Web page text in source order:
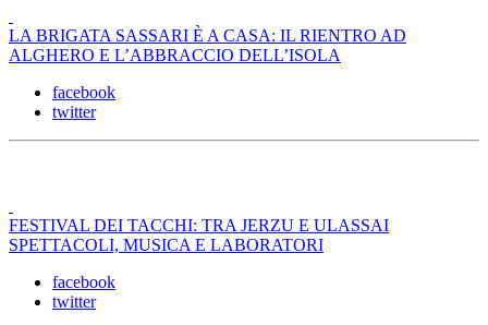
LA BRIGATA SASSARI È A CASA: IL RIENTRO AD
ALGHERO E L’ABBRACCIO DELL’ISOLA
facebook
twitter
FESTIVAL DEI TACCHI: TRA JERZU E ULASSAI
SPETTACOLI, MUSICA E LABORATORI
facebook
twitter